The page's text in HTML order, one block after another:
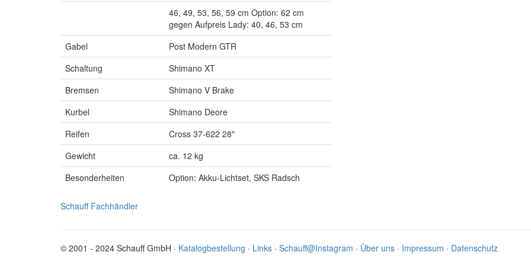
46, 49, 53, 56, 59 cm Option: 62 cm
gegen Aufpreis Lady: 40, 46, 53 cm
Gabel
Post Modern GTR
Schaltung
Shimano XT
Bremsen
Shimano V Brake
Kurbel
Shimano Deore
Reifen
Cross 37-622 28"
Gewicht
ca. 12 kg
Besonderheiten
Option: Akku-Lichtset, SKS Radsch
Schauff Fachhändler
© 2001 - 2024 Schauff GmbH · Katalogbestellung · Links · Schauff@Instagram · Über uns · Impressum · Datenschutz